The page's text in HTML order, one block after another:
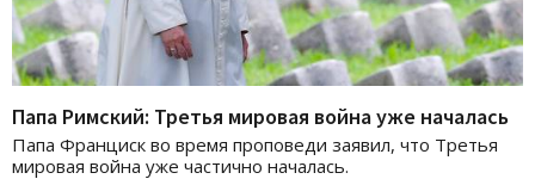
Папа Римский: Третья мировая война уже началась
Папа Франциск во время проповеди заявил, что Третья
мировая война уже частично началась.